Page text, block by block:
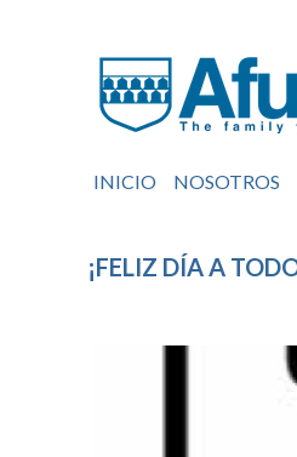
INICIO NOSOTROS
¡FELIZ DÍA A